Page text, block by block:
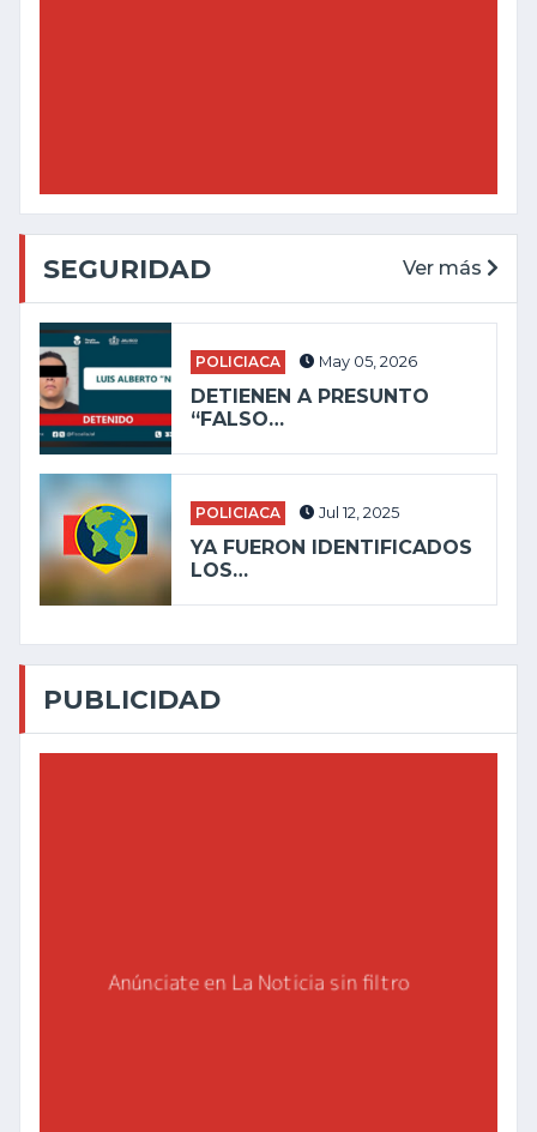
SEGURIDAD Ver más
POLICIACA May 05, 2026
DETIENEN A PRESUNTO
“FALSO…
POLICIACA Jul 12, 2025
YA FUERON IDENTIFICADOS
LOS…
PUBLICIDAD